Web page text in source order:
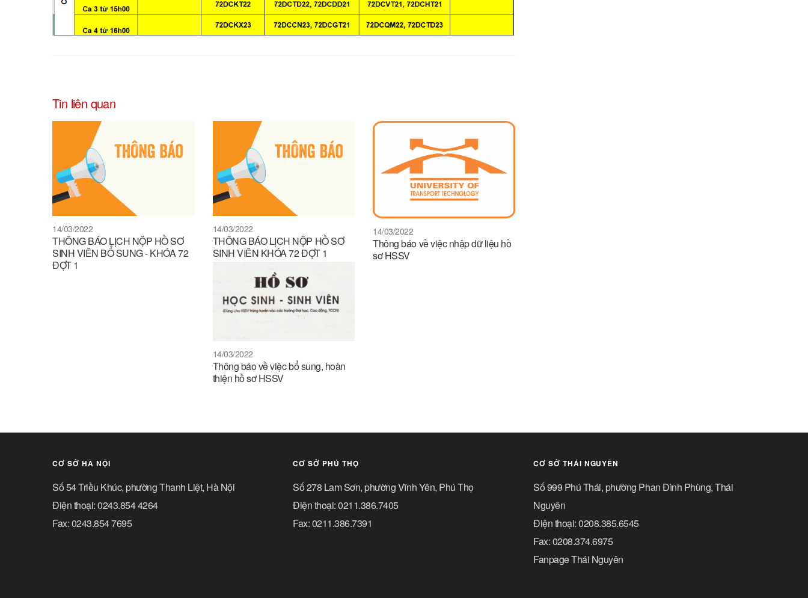
Tin liên quan
14/03/2022
THÔNG BÁO LỊCH NỘP HỒ SƠ
SINH VIÊN BỔ SUNG - KHÓA 72
ĐỢT 1
14/03/2022
THÔNG BÁO LỊCH NỘP HỒ SƠ
SINH VIÊN KHÓA 72 ĐỢT 1
14/03/2022
Thông báo về việc nhập dữ liệu hồ
sơ HSSV
14/03/2022
Thông báo về việc bổ sung, hoàn
thiện hồ sơ HSSV
CƠ SỞ HÀ NỘI
Số 54 Triều Khúc, phường Thanh Liệt, Hà Nội
Điện thoại: 0243.854 4264
Fax: 0243.854 7695
CƠ SỞ PHÚ THỌ
Số 278 Lam Sơn, phường Vĩnh Yên, Phú Thọ
Điện thoại: 0211.386.7405
Fax: 0211.386.7391
CƠ SỞ THÁI NGUYÊN
Số 999 Phú Thái, phường Phan Đình Phùng, Thái
Nguyên
Điện thoại: 0208.385.6545
Fax: 0208.374.6975
Fanpage Thái Nguyên